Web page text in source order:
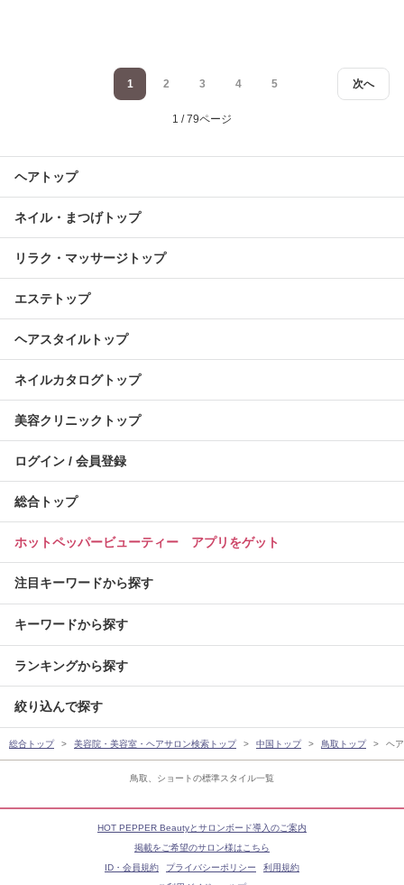
鳥取、ショートの標準スタイル一覧
次へ
1 2 3 4 5
1 / 79ページ
ヘアトップ
ネイル・まつげトップ
リラク・マッサージトップ
エステトップ
ヘアスタイルトップ
ネイルカタログトップ
美容クリニックトップ
ログイン / 会員登録
総合トップ
ホットペッパービューティー アプリをゲット
注目キーワードから探す
キーワードから探す
ランキングから探す
絞り込んで探す
総合トップ 美容院・美容室・ヘアサロン検索トップ 中国トップ 鳥取トップ ヘ
HOT PEPPER Beautyとサロンボード導入のご案内
掲載をご希望のサロン様はこちら
ID・会員規約
プライバシーポリシー
利用規約